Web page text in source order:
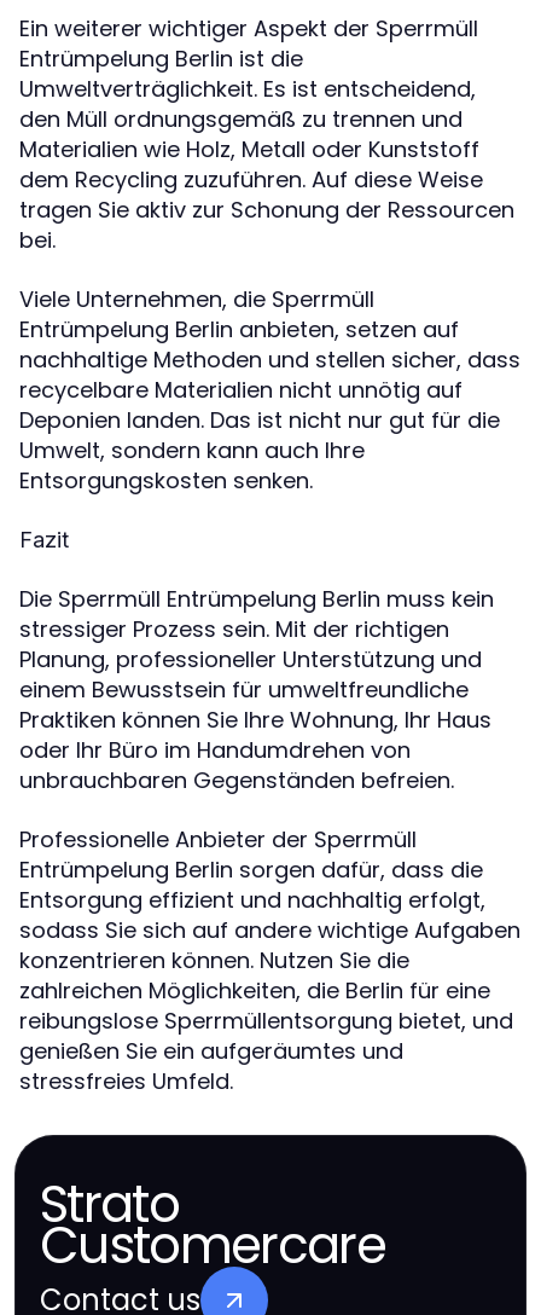
Ein weiterer wichtiger Aspekt der Sperrmüll
Entrümpelung Berlin ist die
Umweltverträglichkeit. Es ist entscheidend,
den Müll ordnungsgemäß zu trennen und
Materialien wie Holz, Metall oder Kunststoff
dem Recycling zuzuführen. Auf diese Weise
tragen Sie aktiv zur Schonung der Ressourcen
bei.
Viele Unternehmen, die Sperrmüll
Entrümpelung Berlin anbieten, setzen auf
nachhaltige Methoden und stellen sicher, dass
recycelbare Materialien nicht unnötig auf
Deponien landen. Das ist nicht nur gut für die
Umwelt, sondern kann auch Ihre
Entsorgungskosten senken.
Fazit
Die Sperrmüll Entrümpelung Berlin muss kein
stressiger Prozess sein. Mit der richtigen
Planung, professioneller Unterstützung und
einem Bewusstsein für umweltfreundliche
Praktiken können Sie Ihre Wohnung, Ihr Haus
oder Ihr Büro im Handumdrehen von
unbrauchbaren Gegenständen befreien.
Professionelle Anbieter der Sperrmüll
Entrümpelung Berlin sorgen dafür, dass die
Entsorgung effizient und nachhaltig erfolgt,
sodass Sie sich auf andere wichtige Aufgaben
konzentrieren können. Nutzen Sie die
zahlreichen Möglichkeiten, die Berlin für eine
reibungslose Sperrmüllentsorgung bietet, und
genießen Sie ein aufgeräumtes und
stressfreies Umfeld.
Strato
Customercare
Contact us